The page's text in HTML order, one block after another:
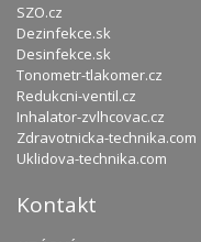
SZO.cz
Dezinfekce.sk
Desinfekce.sk
Tonometr-tlakomer.cz
Redukcni-ventil.cz
Inhalator-zvlhcovac.cz
Zdravotnicka-technika.com
Uklidova-technika.com
Kontakt